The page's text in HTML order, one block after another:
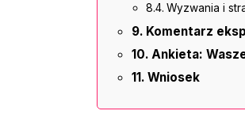
Wyzwania i
Komentarz
Ankieta:
Wniosek